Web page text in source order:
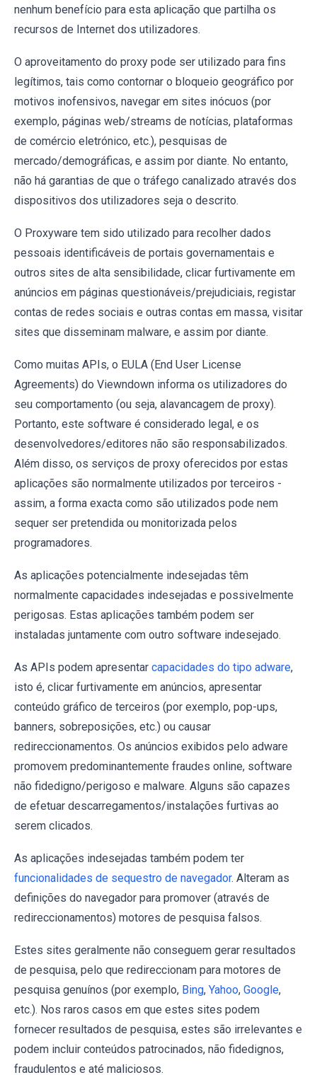
nenhum benefício para esta aplicação que partilha os
recursos de Internet dos utilizadores.
O aproveitamento do proxy pode ser utilizado para fins
legítimos, tais como contornar o bloqueio geográfico por
motivos inofensivos, navegar em sites inócuos (por
exemplo, páginas web/streams de notícias, plataformas
de comércio eletrónico, etc.), pesquisas de
mercado/demográficas, e assim por diante. No entanto,
não há garantias de que o tráfego canalizado através dos
dispositivos dos utilizadores seja o descrito.
O Proxyware tem sido utilizado para recolher dados
pessoais identificáveis de portais governamentais e
outros sites de alta sensibilidade, clicar furtivamente em
anúncios em páginas questionáveis/prejudiciais, registar
contas de redes sociais e outras contas em massa, visitar
sites que disseminam malware, e assim por diante.
Como muitas APIs, o EULA (End User License
Agreements) do Viewndown informa os utilizadores do
seu comportamento (ou seja, alavancagem de proxy).
Portanto, este software é considerado legal, e os
desenvolvedores/editores não são responsabilizados.
Além disso, os serviços de proxy oferecidos por estas
aplicações são normalmente utilizados por terceiros -
assim, a forma exacta como são utilizados pode nem
sequer ser pretendida ou monitorizada pelos
programadores.
As aplicações potencialmente indesejadas têm
normalmente capacidades indesejadas e possivelmente
perigosas. Estas aplicações também podem ser
instaladas juntamente com outro software indesejado.
As APIs podem apresentar capacidades do tipo adware,
isto é, clicar furtivamente em anúncios, apresentar
conteúdo gráfico de terceiros (por exemplo, pop-ups,
banners, sobreposições, etc.) ou causar
redireccionamentos. Os anúncios exibidos pelo adware
promovem predominantemente fraudes online, software
não fidedigno/perigoso e malware. Alguns são capazes
de efetuar descarregamentos/instalações furtivas ao
serem clicados.
As aplicações indesejadas também podem ter
funcionalidades de sequestro de navegador. Alteram as
definições do navegador para promover (através de
redireccionamentos) motores de pesquisa falsos.
Estes sites geralmente não conseguem gerar resultados
de pesquisa, pelo que redireccionam para motores de
pesquisa genuínos (por exemplo, Bing, Yahoo, Google,
etc.). Nos raros casos em que estes sites podem
fornecer resultados de pesquisa, estes são irrelevantes e
podem incluir conteúdos patrocinados, não fidedignos,
fraudulentos e até maliciosos.